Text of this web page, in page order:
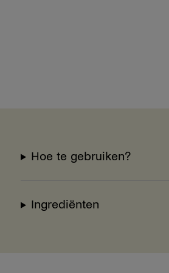
Hoe te gebruiken?
Ingrediënten